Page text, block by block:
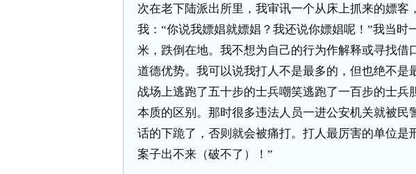
次在老下陆派出所里，我审讯一个从床上抓来的嫖客
我：“你说我嫖娼就嫖娼？我还说你嫖娼呢！”我当时
米，跌倒在地。我不想为自己的行为作解释或寻找借
道德优势。我可以说我打人不是最多的，但也绝不是
战场上逃跑了五十步的士兵嘲笑逃跑了一百步的士兵
本质的区别。那时很多违法人员一进公安机关就被民
话的下跪了，否则就会被痛打。打人最厉害的单位是
案子出不来（破不了）！”